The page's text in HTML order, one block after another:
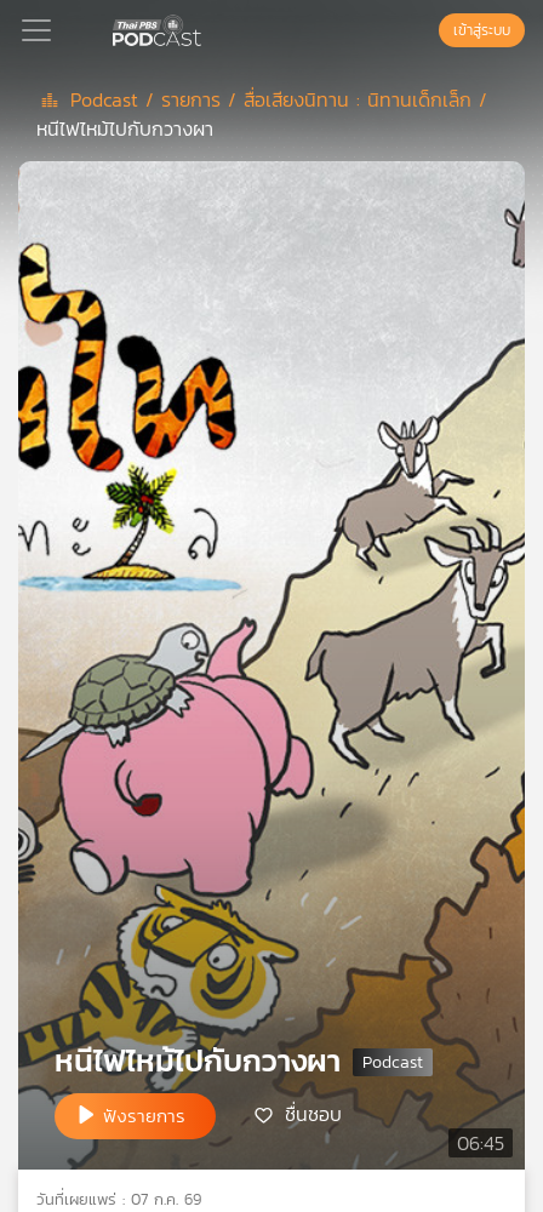
Podcast
เพล
ย์
ลิ
สต์
แนะนำ
เพล
ย์
ลิ
ของ
คุณ
เพลง
บทความ
ข่าว
และ
กิจกรรม
เกี่ยว
เรา
เครือ
วิทยุ
ไทย
เข้าสู่ระบบ
Podcast / รายการ /สื่อเสียงนิทาน : นิทานเด็กเล็ก /
หนีไฟไหม้ไปกับกวางผา
06:45
หนีไฟไหม้ไปกับกวางผา
ฟังรายการ ชื่นชอบ
วันที่เผยแพร่ : 07 ก.ค. 69